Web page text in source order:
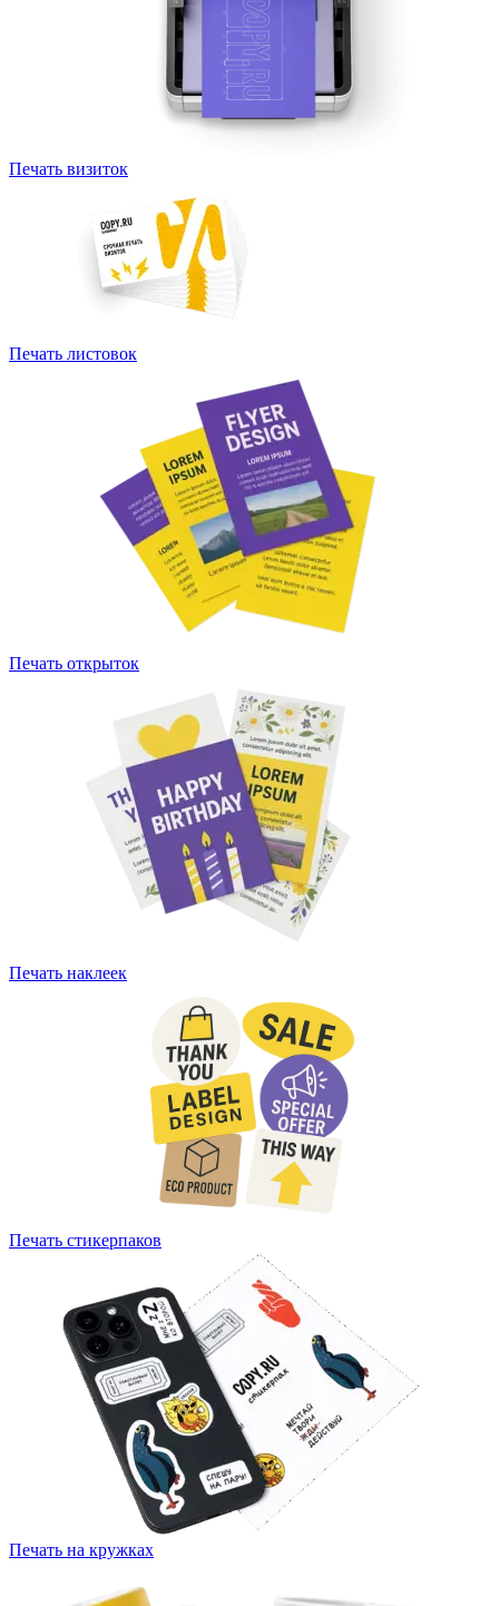
Печать визиток
Печать листовок
Печать открыток
Печать наклеек
Печать стикерпаков
Печать на кружках